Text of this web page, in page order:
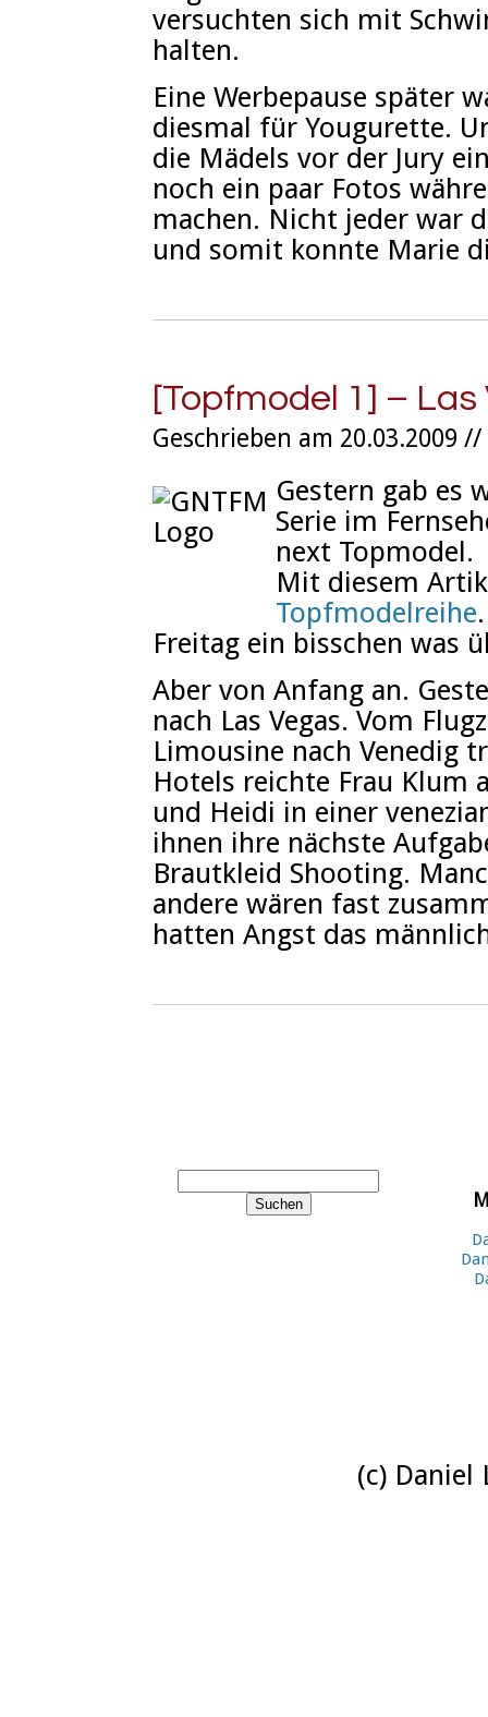
versuchten sich mit
halten.
Eine Werbepause später
diesmal für Yougurette.
die Mädels vor der Jury
noch ein paar Fotos
machen. Nicht jeder war
und somit konnte Marie
[Topfmodel 1] –
Geschrieben am 20.03.2009 //
Gestern gab es
Serie im
next Topmodel.
Mit diesem
Topfmodelreihe
Freitag ein bisschen was
Aber von Anfang an.
nach Las Vegas. Vom
Limousine nach Venedig
Hotels reichte Frau Klum
und Heidi in einer
ihnen ihre nächste
Brautkleid Shooting.
andere wären fast
hatten Angst das
(c) Daniel